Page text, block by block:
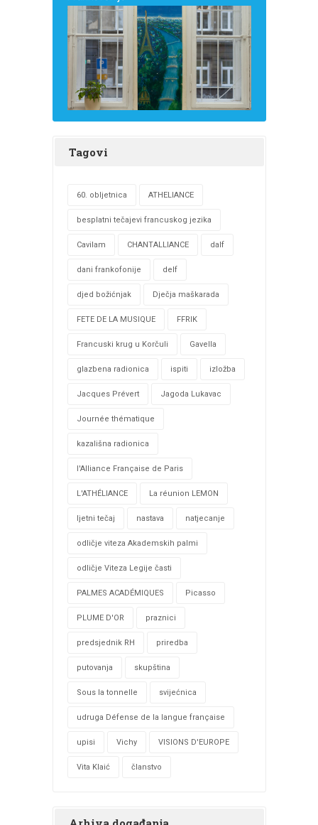
Tagovi
60. obljetnica ATHELIANCE
besplatni tečajevi francuskog jezika
Cavilam CHANTALLIANCE dalf
dani frankofonije delf
djed božićnjak Dječja maškarada
FETE DE LA MUSIQUE FFRIK
Francuski krug u Korčuli Gavella
glazbena radionica ispiti izložba
Jacques Prévert Jagoda Lukavac
Journée thématique
kazališna radionica
l'Alliance Française de Paris
L'ATHÉLIANCE La réunion LEMON
ljetni tečaj nastava natjecanje
odličje viteza Akademskih palmi
odličje Viteza Legije časti
PALMES ACADÉMIQUES Picasso
PLUME D'OR praznici
predsjednik RH priredba
putovanja skupština
Sous la tonnelle svijećnica
udruga Défense de la langue française
upisi Vichy VISIONS D'EUROPE
Vita Klaić članstvo